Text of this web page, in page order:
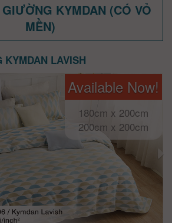
KYMDAN (CÓ VỎ
MỀN)
LAVISH
Available Now!
180cm x 200cm
200cm x 200cm